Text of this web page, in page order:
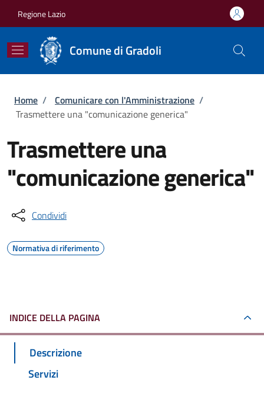
Regione Lazio
Comune di Gradoli
Briciole di pane
Home / Comunicare con l'Amministrazione /
Trasmettere una "comunicazione generica"
Trasmettere una
"comunicazione generica"
Condividi
Normativa di riferimento
INDICE DELLA PAGINA
Descrizione
Servizi